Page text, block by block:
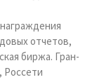
отчетов,
биржа. Гран-
Россети